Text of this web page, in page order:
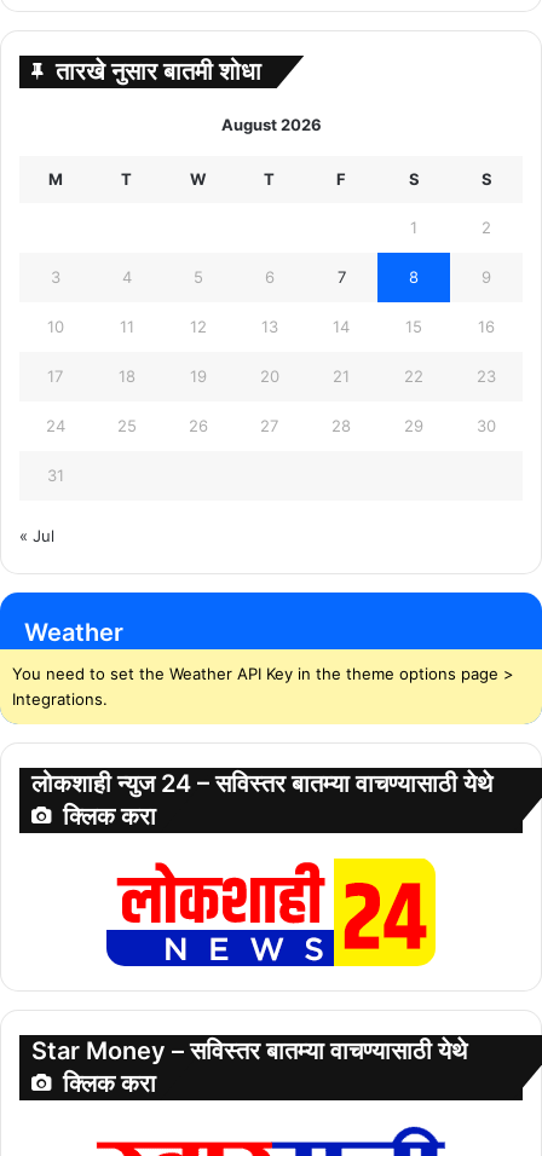
तारखे नुसार बातमी शोधा
August 2026
M T W T F S S
1 2
3 4 5 6 7 8 9
10 11 12 13 14 15 16
17 18 19 20 21 22 23
24 25 26 27 28 29 30
31
« Jul
Weather
You need to set the Weather API Key in the theme options page >
Integrations.
लोकशाही न्युज 24 – सविस्तर बातम्या वाचण्यासाठी येथे
क्लिक करा
Star Money – सविस्तर बातम्या वाचण्यासाठी येथे
क्लिक करा